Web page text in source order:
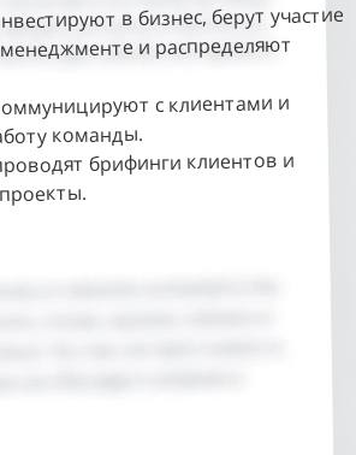
в бизнес, берут участие
и распределяют
с клиентами и
команды.
брифинги клиентов и